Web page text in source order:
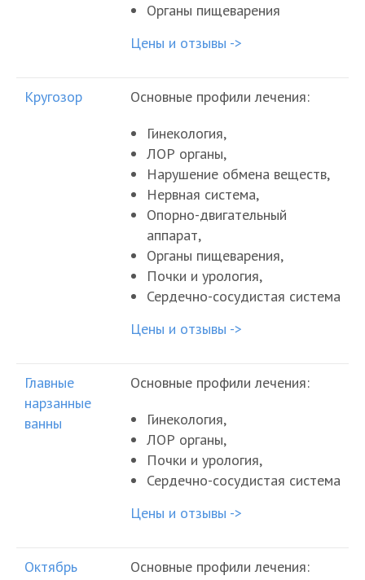
Органы пищеварения
Цены и отзывы ->
Кругозор
Основные профили лечения:
Гинекология,
ЛОР органы,
Нарушение обмена веществ,
Нервная система,
Опорно-двигательный
аппарат,
Органы пищеварения,
Почки и урология,
Сердечно-сосудистая система
Цены и отзывы ->
Главные
нарзанные
ванны
Основные профили лечения:
Гинекология,
ЛОР органы,
Почки и урология,
Сердечно-сосудистая система
Цены и отзывы ->
Октябрь
Основные профили лечения: